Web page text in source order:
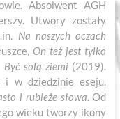
Absolwent AGH
Utwory zostały
Na naszych oczach
On też jest tylko
Być solą ziemi (2019).
i w dziedzinie eseju.
i rubieże słowa. Od
wieku tworzy ikony